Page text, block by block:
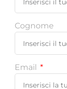
Cognome
Email